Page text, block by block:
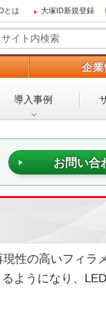
とは 大塚ID新規登録
企業
導入事例
お問い合
性の高いフィラ
ようになり、